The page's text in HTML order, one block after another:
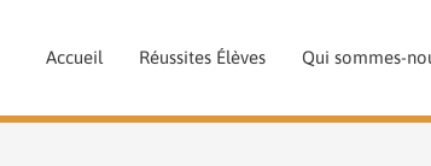
Accueil Réussites Élèves Qui sommes-